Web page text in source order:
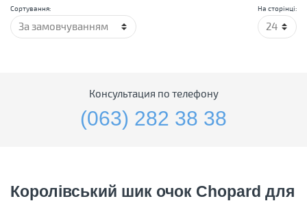
На сторінці:
Сортування:
Консультация по телефону
(063) 282 38 38
Королівський шик очок Chopard для